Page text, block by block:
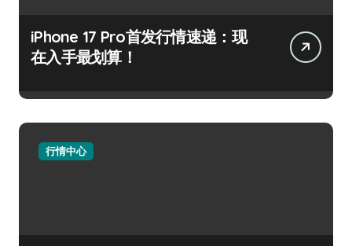
iPhone 17 Pro首发行情速递：现
在入手最划算！
行情中心